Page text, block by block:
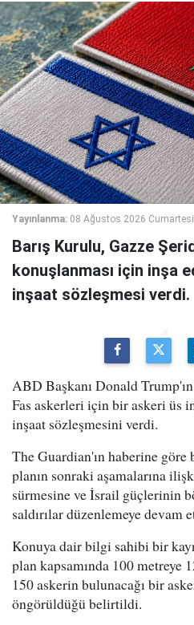
Yayınlanma: 08 Ağustos 2026
Barış Kurulu, Gazze
konuşlanması için inşa
inşaat sözleşmesi verdi.
ABD Başkanı Donald
Fas askerleri için bir askeri üs
inşaat sözleşmesini verdi.
The Guardian'ın haberine
planın sonraki aşamalarına
sürmesine ve İsrail güçlerinin
saldırılar düzenlemeye devam
Konuya dair bilgi sahibi bir
plan kapsamında 100 metreye
150 askerin bulunacağı bir
öngörüldüğü belirtildi.